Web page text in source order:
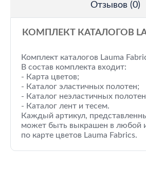
Отзывов (0)
КОМПЛЕКТ КАТАЛОГОВ
Комплект каталогов Lauma
В состав комплекта входит:
- Карта цветов;
- Каталог эластичных полотен;
- Каталог неэластичных
- Каталог лент и тесем.
Каждый артикул,
может быть выкрашен в любой
по карте цветов Lauma Fabrics.